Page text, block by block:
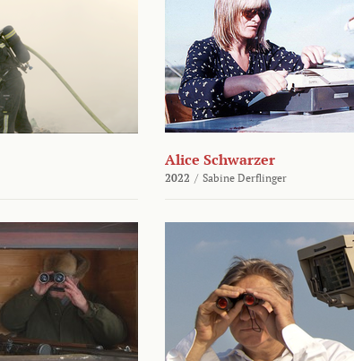
Alice Schwarzer
2022 / Sabine Derflinger